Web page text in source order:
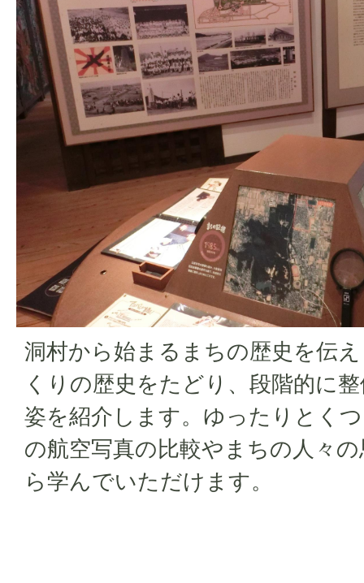
洞村から始まるまちの歴史を伝
くりの歴史をたどり、段階的に
姿を紹介します。ゆったりとく
の航空写真の比較やまちの人々
ら学んでいただけます。